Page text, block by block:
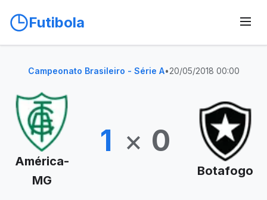
Futibola
Campeonato Brasileiro - Série A•20/05/2018 00:00
América-
MG
1 × 0
Botafogo